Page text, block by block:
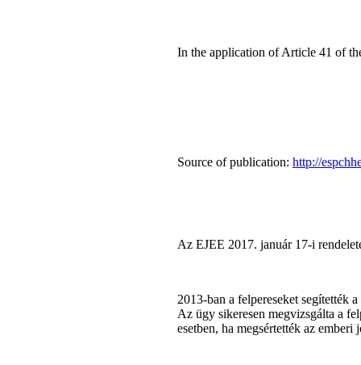
In the application of Article 41 of
Source of publication: http://
Az EJEE 2017. január 17-i
2013-ban a felpereseket segítették
Az ügy sikeresen megvizsgálta a
esetben, ha megsértették az